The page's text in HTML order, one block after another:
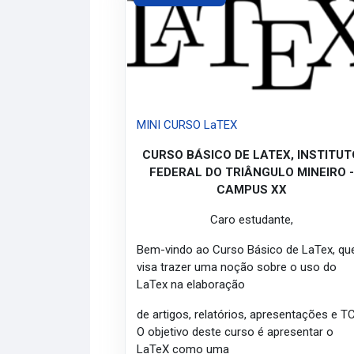
MINI CURSO LaTEX
CURSO BÁSICO DE LATEX,
FEDERAL DO TRIÂNGULO MINEIRO -
CAMPUS XX
Caro estudante,
Bem-vindo ao Curso Básico de LaTex,
visa trazer uma noção sobre o uso do
LaTex na elaboração
de artigos, relatórios, apresentações e
O objetivo deste curso é apresentar o
LaTeX como uma